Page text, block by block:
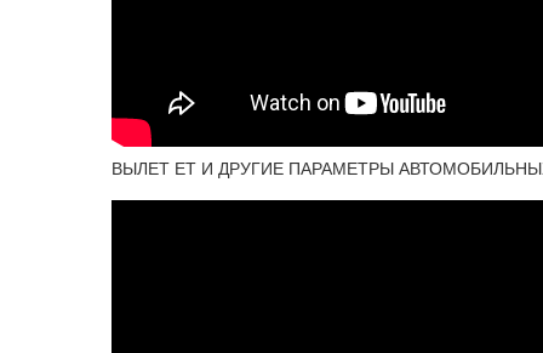
ВЫЛЕТ ЕТ И ДРУГИЕ ПАРАМЕТРЫ